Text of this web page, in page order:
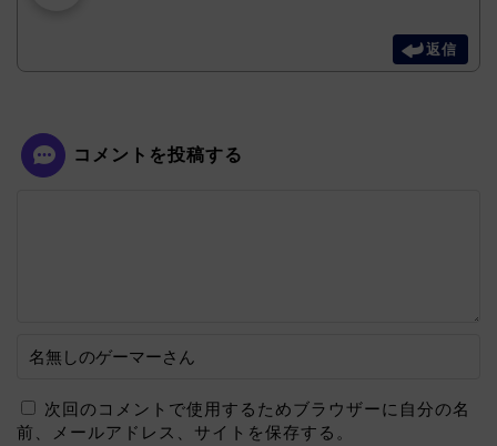
返信
コメントを投稿する
次回のコメントで使用するためブラウザーに自分の名
前、メールアドレス、サイトを保存する。